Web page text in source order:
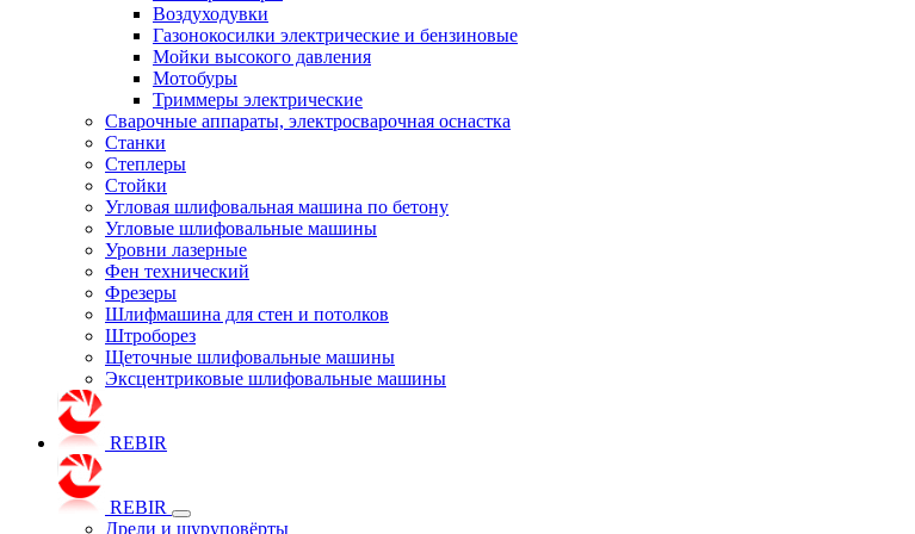
Воздуходувки
Газонокосилки электрические и бензиновые
Мойки высокого давления
Мотобуры
Триммеры электрические
Сварочные аппараты, электросварочная оснастка
Станки
Степлеры
Стойки
Угловая шлифовальная машина по бетону
Угловые шлифовальные машины
Уровни лазерные
Фен технический
Фрезеры
Шлифмашина для стен и потолков
Штроборез
Щеточные шлифовальные машины
Эксцентриковые шлифовальные машины
REBIR
REBIR
Дрели и шуруповёрты